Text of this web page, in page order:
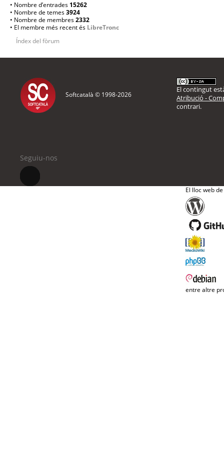
• Nombre d’entrades 15262
• Nombre de temes3924
• Nombre de membres2332
• El membre més recent és LibreTronc
Índex del fòrum
Softcatalà © 1998-2026
El contingut
Atribució -
contrari.
Seguiu-nos
El lloc web
entre altre